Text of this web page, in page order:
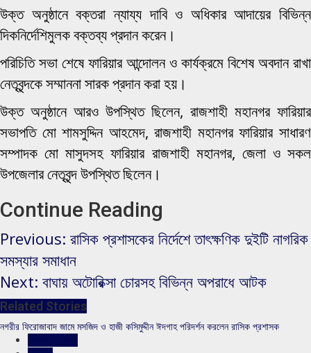
উক্ত অনুষ্ঠানে বক্তরা ন্যায্য দাবি ও অধিকার আদায়ের বিভিন্ন
দিকনির্দেশিমুলক বক্তব্য প্রদান করেন।
পরিচিতি সভা শেষে ফারিয়ার আন্দোলন ও কার্যক্রমে বিশেষ অবদান রাখা
নেতৃবৃন্দকে সম্মাননা সারক প্রদান করা হয়।
উক্ত অনুষ্ঠানে আরও উপস্থিত ছিলেন, রাজশাহী মহানগর ফারিয়ার
সভাপতি মো শামসুদ্দিন আহমেদ, রাজশাহী মহানগর ফারিয়ার সাধারণ
সম্পাদক মো মাসুদসহ ফারিয়ার রাজশাহী মহানগর, জেলা ও সকল
উপজেলার নেতৃবৃন্দ উপস্থিত ছিলেন।
Continue Reading
Previous: রাসিক প্রশাসকের নির্দেশে তাৎক্ষণিক দুইটি নাগরিক
সমস্যার সমাধান
Next: বাঘায় অটোরিক্সা চোরসহ বিভিন্ন অপরাধে আটক
Related Stories
নগরীর ফিরোজাবাদ জামে মসজিদ ও হাজী কসিমুদ্দীন ঈদগাহ পরিদর্শন করলেন রাসিক প্রশাসক